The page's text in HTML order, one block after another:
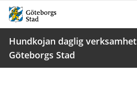
Hundkojan daglig verksamhet
Göteborgs Stad